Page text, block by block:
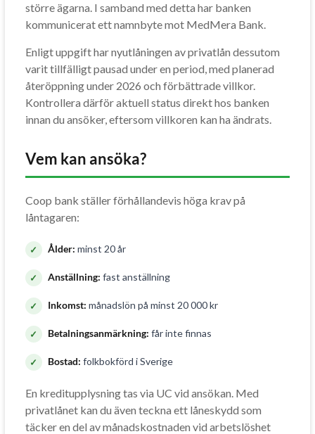
större ägarna. I samband med detta har banken
kommunicerat ett namnbyte mot MedMera Bank.
Enligt uppgift har nyutlåningen av privatlån dessutom
varit tillfälligt pausad under en period, med planerad
återöppning under 2026 och förbättrade villkor.
Kontrollera därför aktuell status direkt hos banken
innan du ansöker, eftersom villkoren kan ha ändrats.
Vem kan ansöka?
Coop bank ställer förhållandevis höga krav på
låntagaren:
Ålder: minst 20 år
Anställning: fast anställning
Inkomst: månadslön på minst 20 000 kr
Betalningsanmärkning: får inte finnas
Bostad: folkbokförd i Sverige
En kreditupplysning tas via UC vid ansökan. Med
privatlånet kan du även teckna ett låneskydd som
täcker en del av månadskostnaden vid arbetslöshet